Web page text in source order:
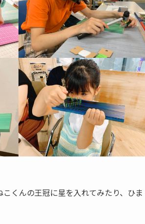
くんの王冠に星を入れてみたり、ひま